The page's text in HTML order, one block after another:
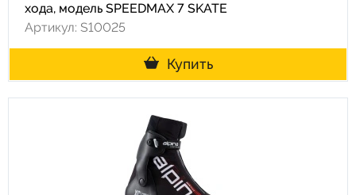
хода, модель SPEEDMAX 7 SKATE
Артикул: S10025
Купить